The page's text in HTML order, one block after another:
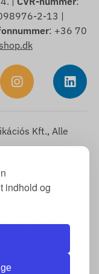
indhold og
2-13 |
: +36 70
Kft., Alle
-Garanti og
SIDER